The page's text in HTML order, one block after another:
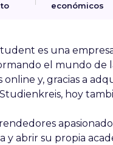
económicos
es una
el mundo de
y, gracias a
hoy
y abrir su propia